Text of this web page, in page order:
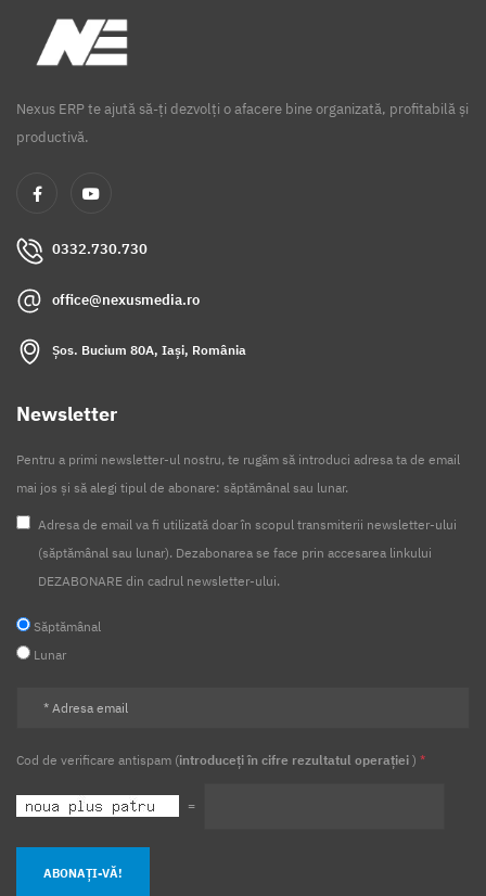
Nexus ERP te ajută să-ți dezvolți o afacere bine organizată, profitabilă și
productivă.
0332.730.730
office@nexusmedia.ro
Șos. Bucium 80A, Iași, România
Newsletter
Pentru a primi newsletter-ul nostru, te rugăm să introduci adresa ta de email
mai jos și să alegi tipul de abonare: săptămânal sau lunar.
Adresa de email va fi utilizată doar în scopul transmiterii newsletter-ului
(săptămânal sau lunar). Dezabonarea se face prin accesarea linkului
DEZABONARE din cadrul newsletter-ului.
Săptămânal
Lunar
Cod de verificare antispam (introduceți în cifre rezultatul operației ) *
=
ABONAȚI-VĂ!